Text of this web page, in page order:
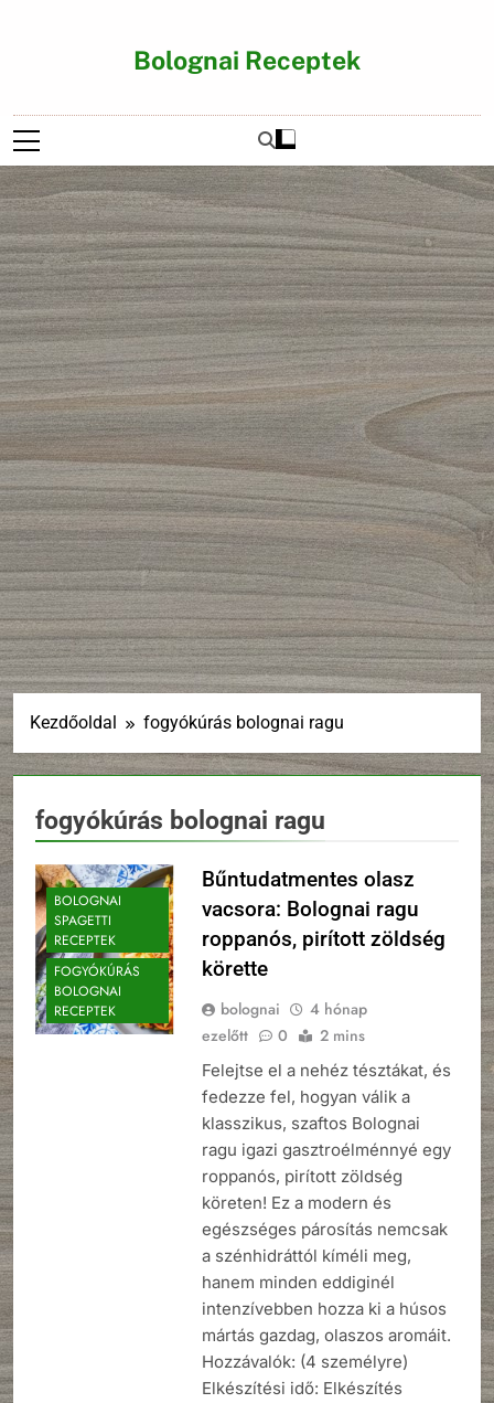
Bolognai Receptek
Kezdőoldal fogyókúrás bolognai ragu
fogyókúrás bolognai ragu
BOLOGNAI
SPAGETTI
RECEPTEK
FOGYÓKÚRÁS
BOLOGNAI
RECEPTEK
Bűntudatmentes olasz
vacsora: Bolognai ragu
roppanós, pirított zöldség
körette
bolognai
4 hónap
ezelőtt
0 2 mins
Felejtse el a nehéz tésztákat, és
fedezze fel, hogyan válik a
klasszikus, szaftos Bolognai
ragu igazi gasztroélménnyé egy
roppanós, pirított zöldség
köreten! Ez a modern és
egészséges párosítás nemcsak
a szénhidráttól kíméli meg,
hanem minden eddiginél
intenzívebben hozza ki a húsos
mártás gazdag, olaszos aromáit.
Hozzávalók: (4 személyre)
Elkészítési idő: Elkészítés